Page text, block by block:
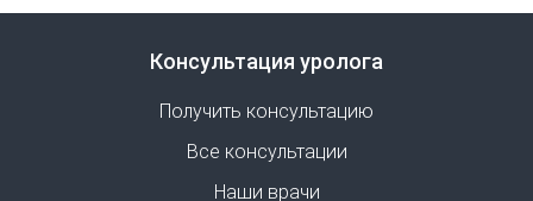
Консультация уролога
Получить консультацию
Все консультации
Наши врачи